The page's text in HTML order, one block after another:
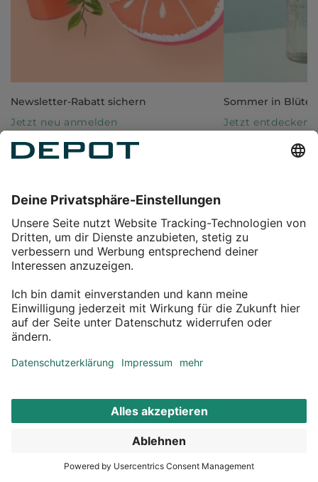
Newsletter-Rabatt sichern
Jetzt neu anmelden
Sommer in Blüte
Jetzt entdecken
Stilvolle Kunstblumen – zeitlose Eleganz
für dein Zuhause
Künstliche Blumen sind die perfekte Wahl, um deine Wohnräume
ganze Jahr übermit lebendiger Blumen-Deko zu verschönern. Ob du
einen beeindruckenden Akzent mit langstieligen Kunstblumen für
Bodenvasen setzen willst – die Vielseitigkeit dieser
Dekorationselemente macht sie zu einemechten Highlight. Dank
ihrer hochwertigen Optik, die oft wie echt wirkt, behalten die Blüten
und Blätter dauerhaft ihre Schönheit, ohne zu verwelken oder unter
Von elegantenHortensien über klassischeOrchideen
unabhängig von Jahreszeit und Standort.
Wie kann ich mit Kunstblumen meine
Wohnräume dekorieren?
Mit der richtigen Kunstblumen-Deko kannst du jeden Wohnraum in